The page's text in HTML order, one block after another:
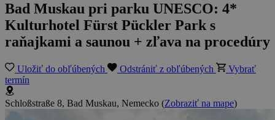
Bad Muskau pri parku UNESCO: 4*
Kulturhotel Fürst Pückler Park s
raňajkami a saunou + zľava na procedúry
Uložiť do obľúbených Odstrániť z obľúbených
Vybrať
termín
Schloßstraße 8, Bad Muskau, Nemecko (Zobraziť na mape)